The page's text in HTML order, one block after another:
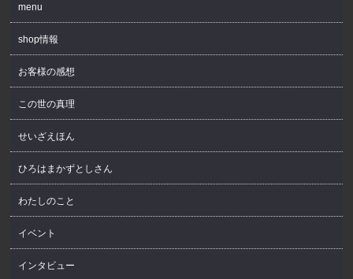
menu
shop情報
お客様の感想
この世の真理
せいざえほん
ひろはまかずとしさん
わたしのこと
イベント
インタビュー